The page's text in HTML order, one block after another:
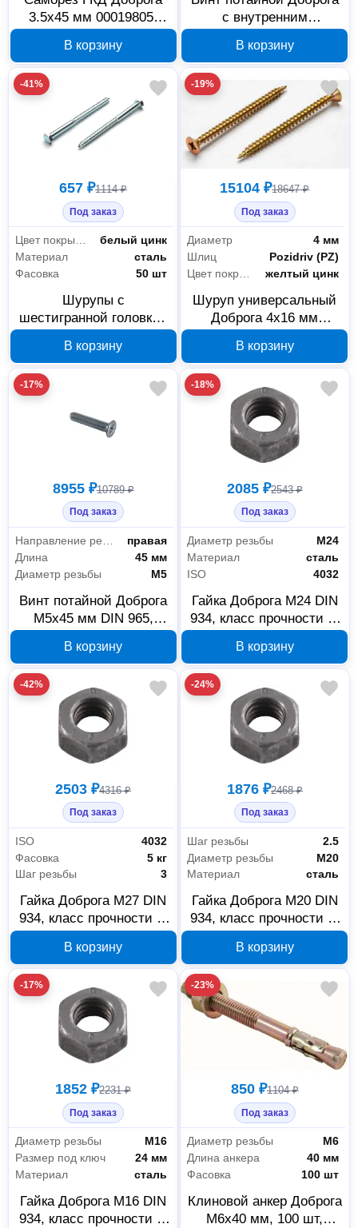
3.5x45 мм 00019805,
В корзину
с внутренним
мм DIN 7991, 00016868
В корзину
-41%
657 ₽1114 ₽
Под заказ
Цвет покрытия
белый цинк
Материал
сталь
Фасовка
50 шт
Шурупы с
шестигранной головкой
00028281
В корзину
-19%
15104 ₽18647 ₽
Под заказ
Диаметр
4 мм
Шлиц
Pozidriv (PZ)
Цвет покрытия
желтый цинк
Шуруп универсальный
Доброга 4x16 мм
25000 шт.
В корзину
-17%
8955 ₽10789 ₽
Под заказ
правая
Длина
45 мм
Диаметр резьбы
М5
Винт потайной Доброга
М5x45 мм DIN 965,
В корзину
-18%
2085 ₽2543 ₽
Под заказ
Диаметр резьбы
М24
Материал
сталь
ISO
4032
Гайка Доброга М24 DIN
934, класс прочности 8,
В корзину
-42%
2503 ₽4316 ₽
Под заказ
ISO
4032
Фасовка
5 кг
Шаг резьбы
3
Гайка Доброга М27 DIN
934, класс прочности 8,
В корзину
-24%
1876 ₽2468 ₽
Под заказ
Шаг резьбы
2.5
Диаметр резьбы
М20
Материал
сталь
Гайка Доброга М20 DIN
934, класс прочности 8,
В корзину
-17%
1852 ₽2231 ₽
Под заказ
Диаметр резьбы
М16
Размер под ключ
24 мм
Материал
сталь
Гайка Доброга М16 DIN
934, класс прочности 8,
-23%
850 ₽1104 ₽
Под заказ
Диаметр резьбы
М6
Длина анкера
40 мм
Фасовка
100 шт
Клиновой анкер Доброга
М6х40 мм, 100 шт,